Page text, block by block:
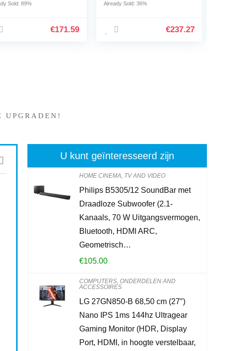
Sold: 89%
€171.59
Already Sold: 36%
€237.27
UPGRADEN!
met
U kunt geïnteresseerd zijn
HOME CINEMA, TV AND VIDEO
Philips B5305/12 SoundBar met
Draadloze Subwoofer (2.1-
Kanaals, 70 W Uitgangsvermogen,
Bluetooth, HDMI ARC,
Geometrisch…
€105.00
COMPUTERS, ONDERDELEN AND
ACCESSOIRES
LG 27GN850-B 68,50 cm (27″)
Nano IPS 1ms 144hz Ultragear
Gaming Monitor (HDR, Display
Port, HDMI, in hoogte verstelbaar,